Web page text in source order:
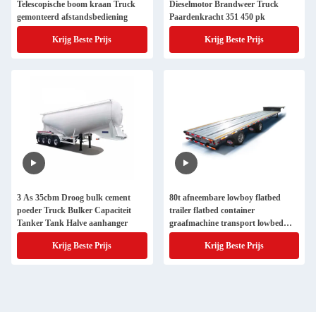
Telescopische boom kraan Truck
gemonteerd afstandsbediening
Krijg Beste Prijs
Dieselmotor Brandweer Truck
Paardenkracht 351 450 pk
Krijg Beste Prijs
3 As 35cbm Droog bulk cement
poeder Truck Bulker Capaciteit
Tanker Tank Halve aanhanger
Krijg Beste Prijs
80t afneembare lowboy flatbed
trailer flatbed container
graafmachine transport lowbed
truck trailer
Krijg Beste Prijs